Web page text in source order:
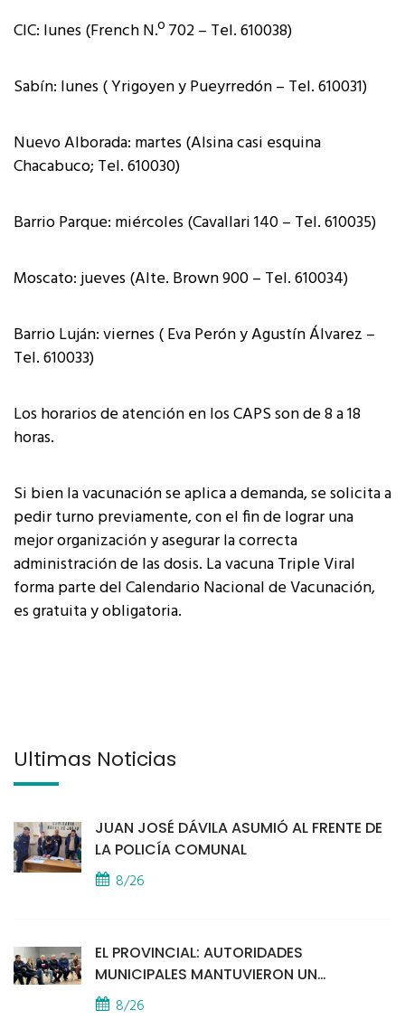
CIC: lunes (French N.º 702 – Tel. 610038)
Sabín: lunes ( Yrigoyen y Pueyrredón – Tel. 610031)
Nuevo Alborada: martes (Alsina casi esquina
Chacabuco; Tel. 610030)
Barrio Parque: miércoles (Cavallari 140 – Tel. 610035)
Moscato: jueves (Alte. Brown 900 – Tel. 610034)
Barrio Luján: viernes ( Eva Perón y Agustín Álvarez –
Tel. 610033)
Los horarios de atención en los CAPS son de 8 a 18
horas.
Si bien la vacunación se aplica a demanda, se solicita a
pedir turno previamente, con el fin de lograr una
mejor organización y asegurar la correcta
administración de las dosis. La vacuna Triple Viral
forma parte del Calendario Nacional de Vacunación,
es gratuita y obligatoria.
Últimas Noticias
JUAN JOSÉ DÁVILA ASUMIÓ AL FRENTE DE
LA POLICÍA COMUNAL
8/26
EL PROVINCIAL: AUTORIDADES
MUNICIPALES MANTUVIERON UN
ENCUENTRO CON VECINOS POR LA
SEGURIDAD
8/26